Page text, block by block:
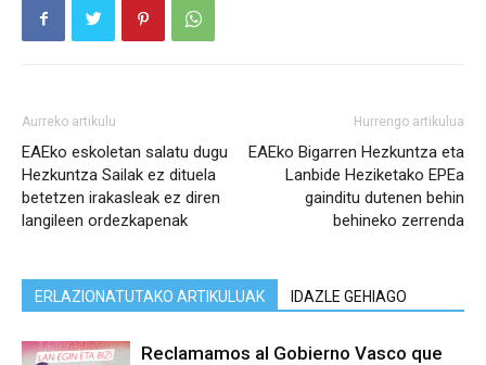
Aurreko artikulu
EAEko eskoletan salatu dugu
Hezkuntza Sailak ez dituela
betetzen irakasleak ez diren
langileen ordezkapenak
Hurrengo artikulua
EAEko Bigarren Hezkuntza eta
Lanbide Heziketako EPEa
gainditu dutenen behin
behineko zerrenda
ERLAZIONATUTAKO ARTIKULUAK IDAZLE GEHIAGO
Reclamamos al Gobierno Vasco que